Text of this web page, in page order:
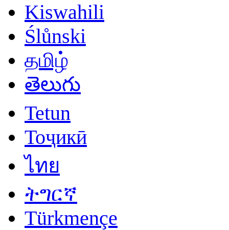
Kiswahili
Ślůnski
தமிழ்
తెలుగు
Tetun
Тоҷикӣ
ไทย
ትግርኛ
Türkmençe